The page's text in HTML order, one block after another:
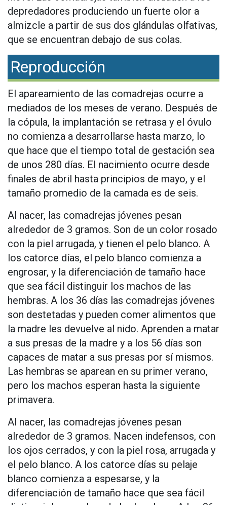
depredadores produciendo un fuerte olor a
almizcle a partir de sus dos glándulas olfativas,
que se encuentran debajo de sus colas.
Reproducción
El apareamiento de las comadrejas ocurre a
mediados de los meses de verano. Después de
la cópula, la implantación se retrasa y el óvulo
no comienza a desarrollarse hasta marzo, lo
que hace que el tiempo total de gestación sea
de unos 280 días. El nacimiento ocurre desde
finales de abril hasta principios de mayo, y el
tamaño promedio de la camada es de seis.
Al nacer, las comadrejas jóvenes pesan
alrededor de 3 gramos. Son de un color rosado
con la piel arrugada, y tienen el pelo blanco. A
los catorce días, el pelo blanco comienza a
engrosar, y la diferenciación de tamaño hace
que sea fácil distinguir los machos de las
hembras. A los 36 días las comadrejas jóvenes
son destetadas y pueden comer alimentos que
la madre les devuelve al nido. Aprenden a matar
a sus presas de la madre y a los 56 días son
capaces de matar a sus presas por sí mismos.
Las hembras se aparean en su primer verano,
pero los machos esperan hasta la siguiente
primavera.
Al nacer, las comadrejas jóvenes pesan
alrededor de 3 gramos. Nacen indefensos, con
los ojos cerrados, y con la piel rosa, arrugada y
el pelo blanco. A los catorce días su pelaje
blanco comienza a espesarse, y la
diferenciación de tamaño hace que sea fácil